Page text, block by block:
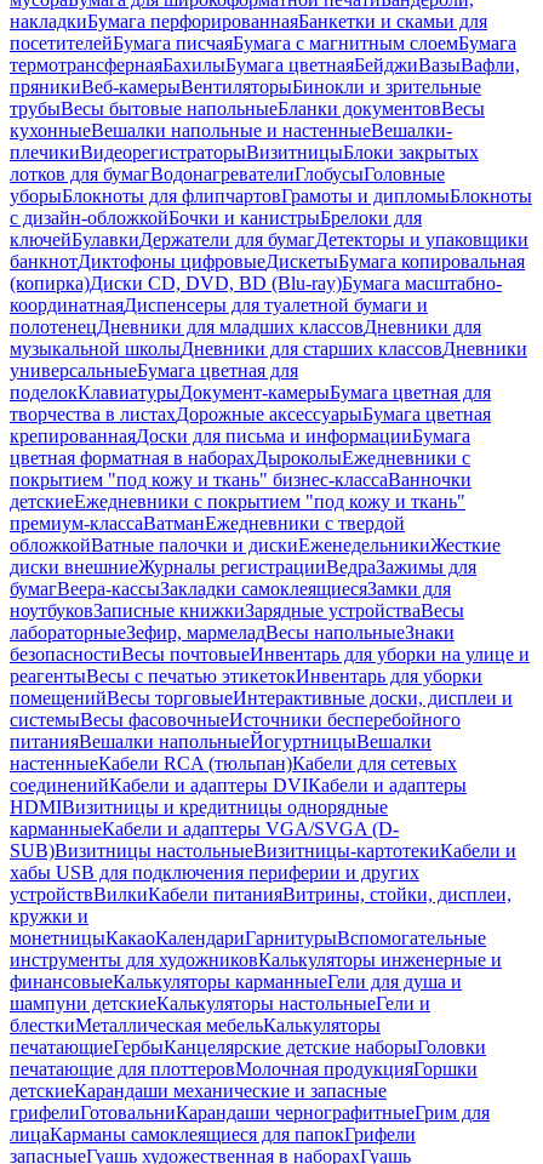
накладкиБумага перфорированнаяБанкетки и скамьи для
посетителейБумага писчаяБумага с магнитным слоемБумага
термотрансфернаяБахилыБумага цветнаяБейджиВазыВафли,
пряникиВеб-камерыВентиляторыБинокли и зрительные
трубыВесы бытовые напольныеБланки документовВесы
кухонныеВешалки напольные и настенныеВешалки-
плечикиВидеорегистраторыВизитницыБлоки закрытых
лотков для бумагВодонагревателиГлобусыГоловные
уборыБлокноты для флипчартовГрамоты и дипломыБлокноты
с дизайн-обложкойБочки и канистрыБрелоки для
ключейБулавкиДержатели для бумагДетекторы и упаковщики
банкнотДиктофоны цифровыеДискетыБумага копировальная
(копирка)Диски CD, DVD, BD (Blu-ray)Бумага масштабно-
координатнаяДиспенсеры для туалетной бумаги и
полотенецДневники для младших классовДневники для
музыкальной школыДневники для старших классовДневники
универсальныеБумага цветная для
поделокКлавиатурыДокумент-камерыБумага цветная для
творчества в листахДорожные аксессуарыБумага цветная
крепированнаяДоски для письма и информацииБумага
цветная форматная в наборахДыроколыЕжедневники с
покрытием "под кожу и ткань" бизнес-классаВанночки
детскиеЕжедневники с покрытием "под кожу и ткань"
премиум-классаВатманЕжедневники с твердой
обложкойВатные палочки и дискиЕженедельникиЖесткие
диски внешниеЖурналы регистрацииВедраЗажимы для
бумагВеера-кассыЗакладки самоклеящиесяЗамки для
ноутбуковЗаписные книжкиЗарядные устройстваВесы
лабораторныеЗефир, мармеладВесы напольныеЗнаки
безопасностиВесы почтовыеИнвентарь для уборки на улице и
реагентыВесы с печатью этикетокИнвентарь для уборки
помещенийВесы торговыеИнтерактивные доски, дисплеи и
системыВесы фасовочныеИсточники бесперебойного
питанияВешалки напольныеЙогуртницыВешалки
настенныеКабели RCA (тюльпан)Кабели для сетевых
соединенийКабели и адаптеры DVIКабели и адаптеры
HDMIВизитницы и кредитницы однорядные
карманныеКабели и адаптеры VGA/SVGA (D-
SUB)Визитницы настольныеВизитницы-картотекиКабели и
хабы USB для подключения периферии и других
устройствВилкиКабели питанияВитрины, стойки, дисплеи,
кружки и
монетницыКакаоКалендариГарнитурыВспомогательные
инструменты для художниковКалькуляторы инженерные и
финансовыеКалькуляторы карманныеГели для душа и
шампуни детскиеКалькуляторы настольныеГели и
блесткиМеталлическая мебельКалькуляторы
печатающиеГербыКанцелярские детские наборыГоловки
печатающие для плоттеровМолочная продукцияГоршки
детскиеКарандаши механические и запасные
грифелиГотовальниКарандаши чернографитныеГрим для
лицаКарманы самоклеящиеся для папокГрифели
запасныеГуашь художественная в наборахГуашь